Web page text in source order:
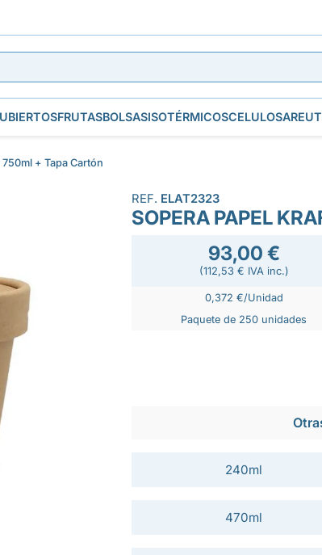
FRUTASBOLSASISOTÉRMICOSCELULOSA
+ Tapa Cartón
REF. ELAT2323
SOPERA PAPEL
93,00 €
(112,53 € IVA inc.)
0,372 €/Unidad
Paquete de 250 unidades
240ml
470ml